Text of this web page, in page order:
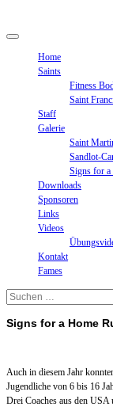
zum
Home
Saints
Fitness
Saint
Staff
Galerie
Saint
Sandlot-
Signs for a
Downloads
Sponsoren
Links
Videos
Kontakt
Fames
Suchen
nach:
Signs for a Home
Auch in diesem Jahr
Jugendliche von 6 bis 16
Drei Coaches aus den